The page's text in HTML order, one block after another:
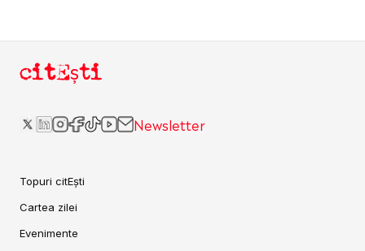
citEști
Newsletter
Topuri citEști
Cartea zilei
Evenimente